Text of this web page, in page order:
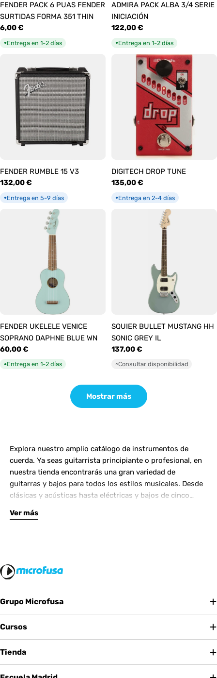
FENDER PACK 6 PUAS FENDER
SURTIDAS FORMA 351 THIN
Precio
habitual
6,00 €
●Entrega en 1-2 días
ADMIRA PACK ALBA 3/4 SERIE
INICIACIÓN
Precio
habitual
122,00 €
●Entrega en 1-2 días
FENDER RUMBLE 15 V3
Precio
habitual
132,00 €
●Entrega en 5-9 días
DIGITECH DROP TUNE
Precio
habitual
135,00 €
●Entrega en 2-4 días
FENDER UKELELE VENICE
SOPRANO DAPHNE BLUE WN
Precio
habitual
60,00 €
●Entrega en 1-2 días
SQUIER BULLET MUSTANG HH
SONIC GREY IL
Precio
habitual
137,00 €
○Consultar disponibilidad
Mostrar más
Explora nuestro amplio catálogo de instrumentos de
cuerda. Ya seas guitarrista principiante o profesional, en
nuestra tienda encontrarás una gran variedad de
guitarras y bajos para todos los estilos musicales. Desde
clásicas y acústicas hasta eléctricas y bajos de cinco
Complementa tu instrumento con amplificadores de
Ver más
Grupo Microfusa
Cursos
Tienda